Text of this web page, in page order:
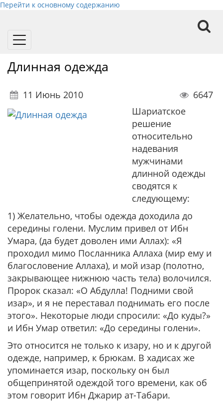
Перейти к основному содержанию
Toggle
Длинная одежда
11 Июнь 2010
6647
Шариатское
решение
относительно
надевания
мужчинами
длинной одежды
сводятся к
следующему:
1) Желательно, чтобы одежда доходила до
середины голени. Муслим привел от Ибн
Умара, (да будет доволен ими Аллах): «Я
проходил мимо Посланника Аллаха (мир ему и
благословение Аллаха), и мой изар (полотно,
закрывающее нижнюю часть тела) волочился.
Пророк сказал: «О Абдулла! Подними свой
изар», и я не переставал поднимать его после
этого». Некоторые люди спросили: «До куды?»
и Ибн Умар ответил: «До середины голени».
Это относится не только к изару, но и к другой
одежде, например, к брюкам. В хадисах же
упоминается изар, поскольку он был
общепринятой одеждой того времени, как об
этом говорит Ибн Джарир ат-Табари.